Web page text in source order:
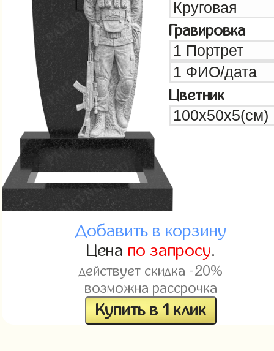
Гравировка
Цветник
Добавить в корзину
Цена по запросу.
действует скидка -20%
возможна рассрочка
Купить в 1 клик